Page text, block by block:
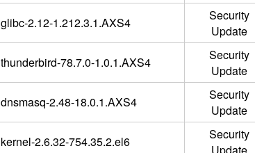
glibc-2.12-1.212.3.1.AXS4
Security
Update
thunderbird-78.7.0-1.0.1.AXS4
Security
Update
dnsmasq-2.48-18.0.1.AXS4
Security
Update
kernel-2.6.32-754.35.2.el6
Security
Update